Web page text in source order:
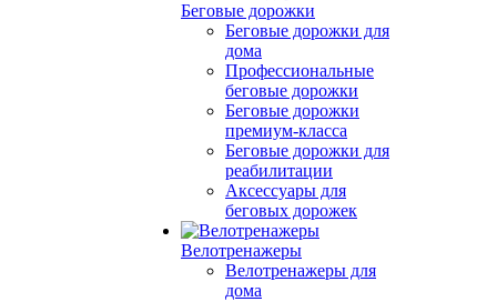
Беговые дорожки
Беговые дорожки для
дома
Профессиональные
беговые дорожки
Беговые дорожки
премиум-класса
Беговые дорожки для
реабилитации
Аксессуары для
беговых дорожек
Велотренажеры
Велотренажеры для
дома